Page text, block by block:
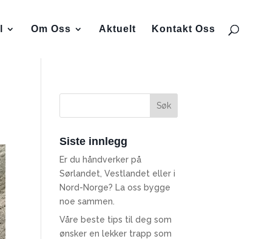
Om Oss Aktuelt Kontakt Oss
Siste innlegg
Er du håndverker på
Sørlandet, Vestlandet eller i
Nord-Norge? La oss bygge
noe sammen.
Våre beste tips til deg som
ønsker en lekker trapp som